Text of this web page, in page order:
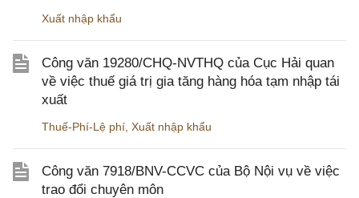
Xuất nhập khẩu
Công văn 19280/CHQ-NVTHQ của Cục Hải quan
về việc thuế giá trị gia tăng hàng hóa tạm nhập tái
xuất
Thuế-Phí-Lệ phí Xuất nhập khẩu
Công văn 7918/BNV-CCVC của Bộ Nội vụ về việc
trao đổi chuyên môn